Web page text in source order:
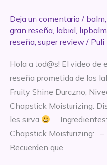
Deja un comentario / balm,
gran reseña, labial, lipbalm,
reseña, super review / Puli
Hola a tod@s! El video de
reseña prometida de los
Fruity Shine Durazno,
Chapstick Moisturizing.
les sirva
Ingredientes:
Chapstick Moisturizing: –
Recuerden que